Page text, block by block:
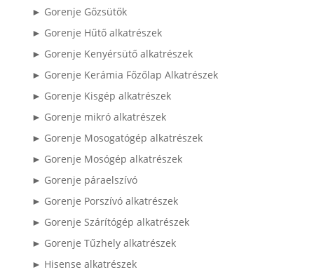
► Gorenje Gőzsütők
► Gorenje Hűtő alkatrészek
► Gorenje Kenyérsütő alkatrészek
► Gorenje Kerámia Főzőlap Alkatrészek
► Gorenje Kisgép alkatrészek
► Gorenje mikró alkatrészek
► Gorenje Mosogatógép alkatrészek
► Gorenje Mosógép alkatrészek
► Gorenje páraelszívó
► Gorenje Porszívó alkatrészek
► Gorenje Szárítógép alkatrészek
► Gorenje Tűzhely alkatrészek
► Hisense alkatrészek